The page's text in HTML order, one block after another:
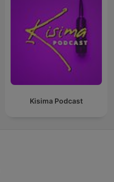
Kisima Podcast